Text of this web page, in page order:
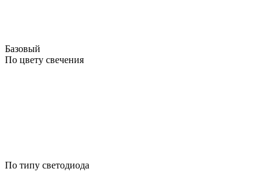
Базовый
По цвету свечения
По типу светодиода